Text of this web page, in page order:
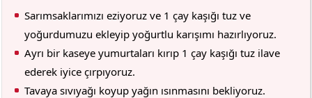
Sarımsaklarımızı eziyoruz ve 1 çay kaşığı tuz ve
yoğurdumuzu ekleyip yoğurtlu karışımı hazırlıyoruz.
Ayrı bir kaseye yumurtaları kırıp 1 çay kaşığı tuz ilave
ederek iyice çırpıyoruz.
Tavaya sıvıyağı koyup yağın ısınmasını bekliyoruz.